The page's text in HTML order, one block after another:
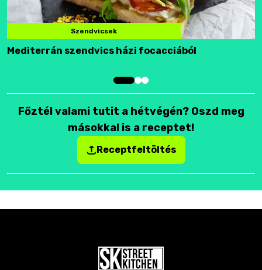
Szendvicsek
Mediterrán szendvics házi focacciából
Főztél valami tutit a hétvégén? Oszd meg
másokkal is a receptet!
Receptfeltöltés